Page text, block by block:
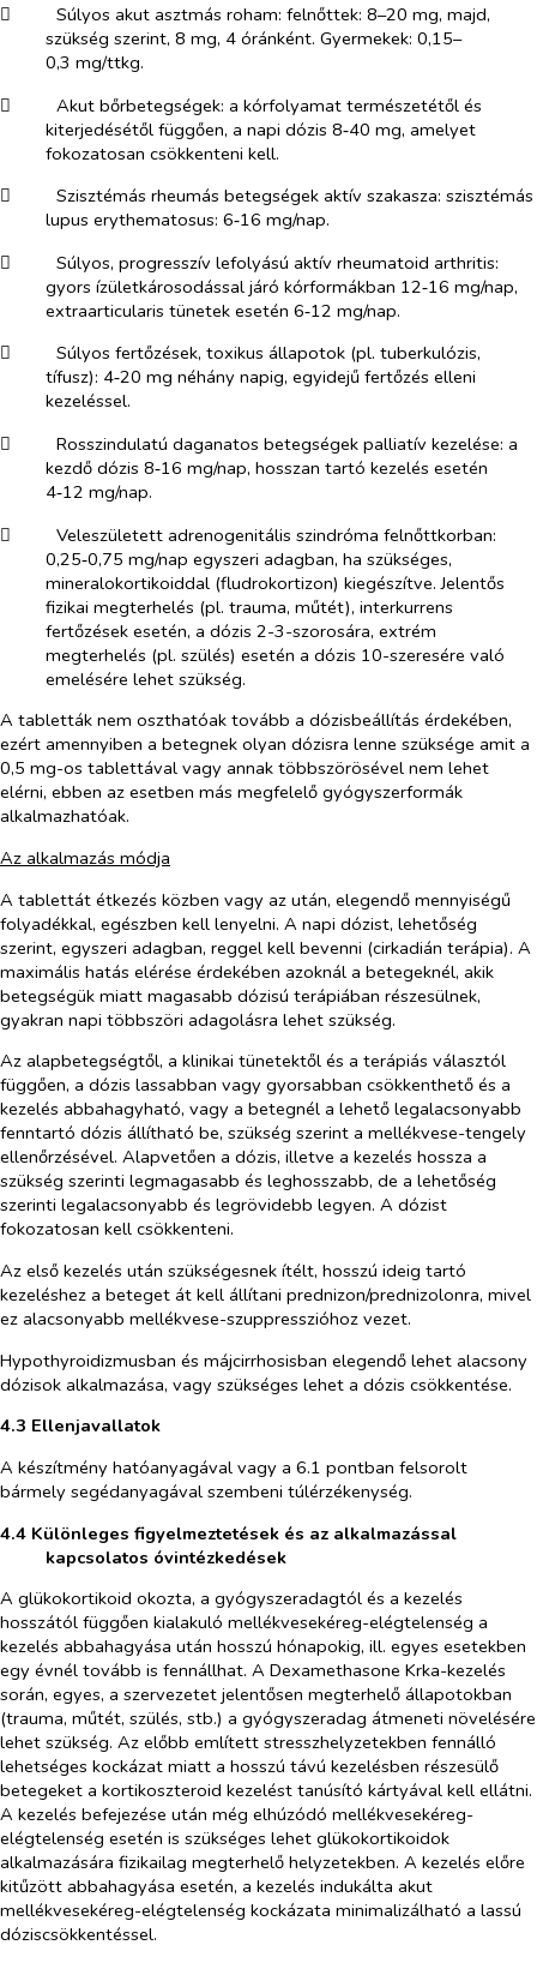
​
Súlyos akut asztmás roham: felnőttek: 8–20 mg, majd,
szükség szerint, 8 mg, 4 óránként. Gyermekek: 0,15–
0,3 mg/ttkg.
​
Akut bőrbetegségek: a kórfolyamat természetétől és
kiterjedésétől függően, a napi dózis 8‑40 mg, amelyet
fokozatosan csökkenteni kell.
​
Szisztémás rheumás betegségek aktív szakasza: szisztémás
lupus erythematosus: 6‑16 mg/nap.
​
Súlyos, progresszív lefolyású aktív rheumatoid arthritis:
gyors ízületkárosodással járó kórformákban 12‑16 mg/nap,
extraarticularis tünetek esetén 6‑12 mg/nap.
​
Súlyos fertőzések, toxikus állapotok (pl. tuberkulózis,
tífusz): 4‑20 mg néhány napig, egyidejű fertőzés elleni
kezeléssel.
​
Rosszindulatú daganatos betegségek palliatív kezelése: a
kezdő dózis 8‑16 mg/nap, hosszan tartó kezelés esetén
4‑12 mg/nap.
​
Veleszületett adrenogenitális szindróma felnőttkorban:
0,25‑0,75 mg/nap egyszeri adagban, ha szükséges,
mineralokortikoiddal (fludrokortizon) kiegészítve. Jelentős
fizikai megterhelés (pl. trauma, műtét), interkurrens
fertőzések esetén, a dózis 2-3-szorosára, extrém
megterhelés (pl. szülés) esetén a dózis 10-szeresére való
emelésére lehet szükség.
A tabletták nem oszthatóak tovább a dózisbeállítás érdekében,
ezért amennyiben a betegnek olyan dózisra lenne szüksége amit a
0,5 mg-os tablettával vagy annak többszörösével nem lehet
elérni, ebben az esetben más megfelelő gyógyszerformák
alkalmazhatóak.
Az alkalmazás módja
A tablettát étkezés közben vagy az után, elegendő mennyiségű
folyadékkal, egészben kell lenyelni. A napi dózist, lehetőség
szerint, egyszeri adagban, reggel kell bevenni (cirkadián terápia). A
maximális hatás elérése érdekében azoknál a betegeknél, akik
betegségük miatt magasabb dózisú terápiában részesülnek,
gyakran napi többszöri adagolásra lehet szükség.
Az alapbetegségtől, a klinikai tünetektől és a terápiás választól
függően, a dózis lassabban vagy gyorsabban csökkenthető és a
kezelés abbahagyható, vagy a betegnél a lehető legalacsonyabb
fenntartó dózis állítható be, szükség szerint a mellékvese-tengely
ellenőrzésével. Alapvetően a dózis, illetve a kezelés hossza a
szükség szerinti legmagasabb és leghosszabb, de a lehetőség
szerinti legalacsonyabb és legrövidebb legyen. A dózist
fokozatosan kell csökkenteni.
Az első kezelés után szükségesnek ítélt, hosszú ideig tartó
kezeléshez a beteget át kell állítani prednizon/prednizolonra, mivel
ez alacsonyabb mellékvese-szuppresszióhoz vezet.
Hypothyroidizmusban és májcirrhosisban elegendő lehet alacsony
dózisok alkalmazása, vagy szükséges lehet a dózis csökkentése.
4.3 Ellenjavallatok
A készítmény hatóanyagával vagy a 6.1 pontban felsorolt
bármely segédanyagával szembeni túlérzékenység.
4.4 Különleges figyelmeztetések és az alkalmazással
kapcsolatos óvintézkedések
A glükokortikoid okozta, a gyógyszeradagtól és a kezelés
hosszától függően kialakuló mellékvesekéreg-elégtelenség a
kezelés abbahagyása után hosszú hónapokig, ill. egyes esetekben
egy évnél tovább is fennállhat. A Dexamethasone Krka-kezelés
során, egyes, a szervezetet jelentősen megterhelő állapotokban
(trauma, műtét, szülés, stb.) a gyógyszeradag átmeneti növelésére
lehet szükség. Az előbb említett stresszhelyzetekben fennálló
lehetséges kockázat miatt a hosszú távú kezelésben részesülő
betegeket a kortikoszteroid kezelést tanúsító kártyával kell ellátni.
A kezelés befejezése után még elhúzódó mellékvesekéreg-
elégtelenség esetén is szükséges lehet glükokortikoidok
alkalmazására fizikailag megterhelő helyzetekben. A kezelés előre
kitűzött abbahagyása esetén, a kezelés indukálta akut
mellékvesekéreg-elégtelenség kockázata minimalizálható a lassú
dóziscsökkentéssel.